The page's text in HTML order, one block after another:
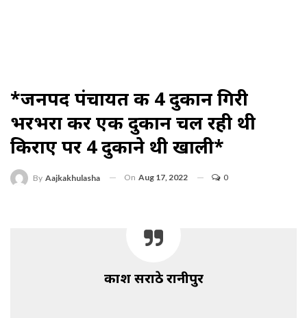
*जनपद पंचायत की 4 दुकान गिरी
भरभरा कर एक दुकान चल रही थी
किराए पर 4 दुकाने थी खाली*
By Aajkakhulasha On Aug 17, 2022 0
प्रकाश सराठे रानीपुर